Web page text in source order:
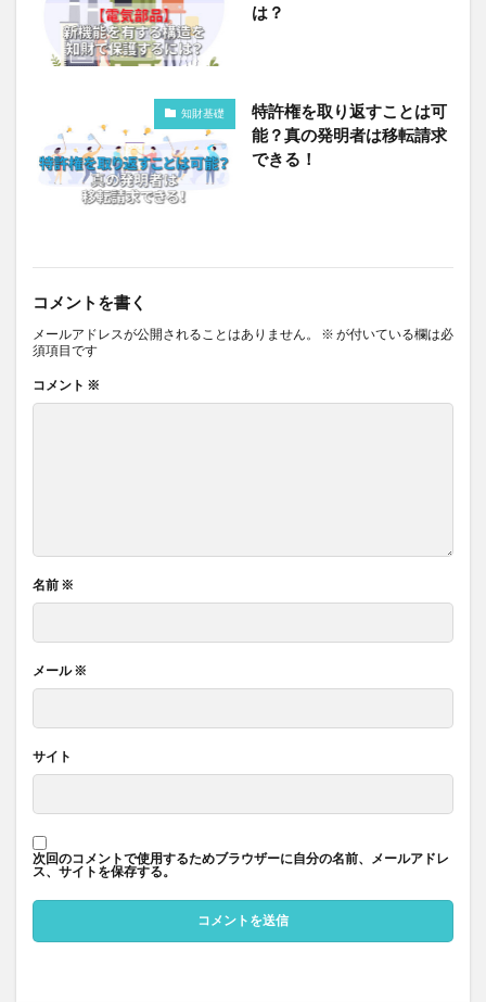
は？
知財基礎
特許権を取り返すことは可
能？真の発明者は移転請求
できる！
コメントを書く
メールアドレスが公開されることはありません。 ※ が付いている欄は必
須項目です
コメント ※
名前 ※
メール※
サイト
次回のコメントで使用するためブラウザーに自分の名前、メールアドレ
ス、サイトを保存する。